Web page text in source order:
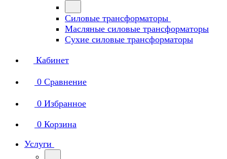
Силовые трансформаторы
Масляные силовые трансформаторы
Сухие силовые трансформаторы
Кабинет
0 Сравнение
0 Избранное
0 Корзина
Услуги